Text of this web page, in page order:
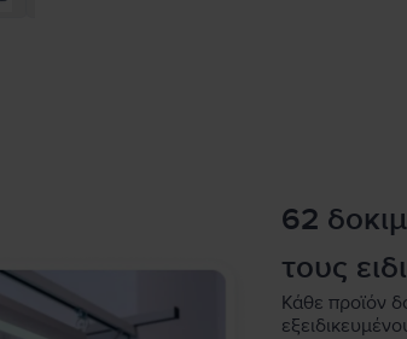
62
τους
Κάθε προϊόν